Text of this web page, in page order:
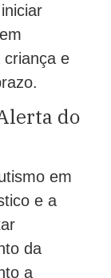
criança e
do
em
e a
da
a